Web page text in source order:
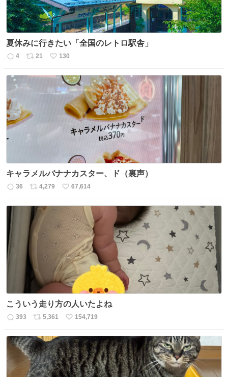
夏休みに行きたい「全国のレトロ駅舎」
返
4
リ
21
い
数
130
キャラメルバナナカスター、ド（裏声）
返
数
36
リ
ス
ト
数
4,279
い
67,614
こういう走り方の人いたよね
返
数
393
リ
ス
ト
数
5,361
い
ね
数
154,719